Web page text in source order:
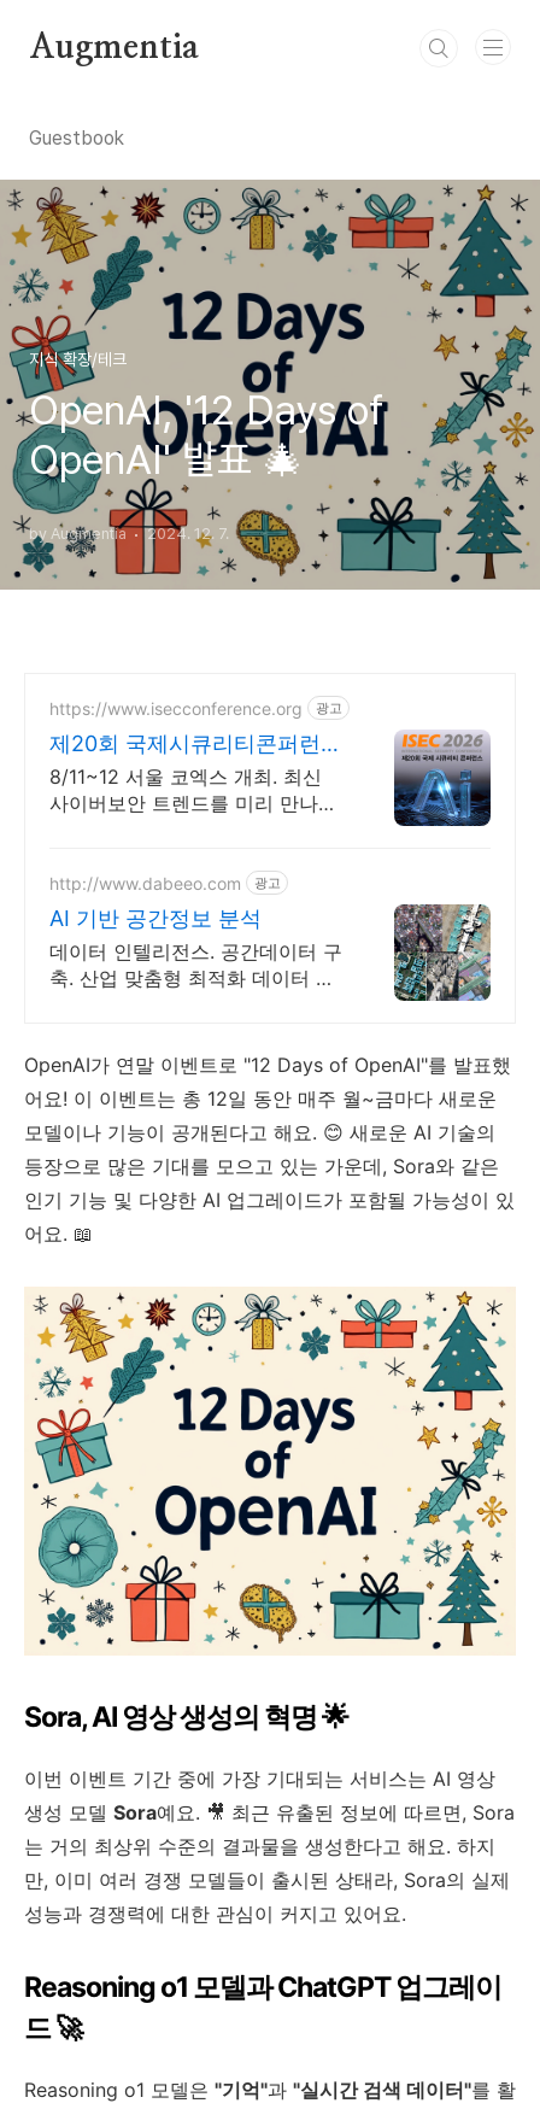
Augmentia
Guestbook
지식 확장/테크
OpenAI, '12 Days of
OpenAI' 발표 🎄
by Augmentia 2024. 12. 7.
https://www.isecconference.org 광고
제20회 국제시큐리티콘퍼런스
ISEC 2026
8/11~12 서울 코엑스 개최. 최신
사이버보안 트렌드를 미리 만나보
http://www.dabeeo.com 광고
AI 기반 공간정보 분석
데이터 인텔리전스. 공간데이터 구
축. 산업 맞춤형 최적화 데이터 솔
션, 환경분석 등
OpenAI가 연말 이벤트로 "12 Days of OpenAI"를 발표했
어요! 이 이벤트는 총 12일 동안 매주 월~금마다 새로운
모델이나 기능이 공개된다고 해요. 😊 새로운 AI 기술의
등장으로 많은 기대를 모으고 있는 가운데, Sora와 같은
인기 기능 및 다양한 AI 업그레이드가 포함될 가능성이 있
어요. 📖
Sora, AI 영상 생성의 혁명 🌟
이번 이벤트 기간 중에 가장 기대되는 서비스는 AI 영상
생성 모델 Sora예요. 🎥 최근 유출된 정보에 따르면, Sora
는 거의 최상위 수준의 결과물을 생성한다고 해요. 하지
만, 이미 여러 경쟁 모델들이 출시된 상태라, Sora의 실제
성능과 경쟁력에 대한 관심이 커지고 있어요.
Reasoning o1 모델과 ChatGPT 업그레이
드 🚀
Reasoning o1 모델은 "기억"과 "실시간 검색 데이터"를 활